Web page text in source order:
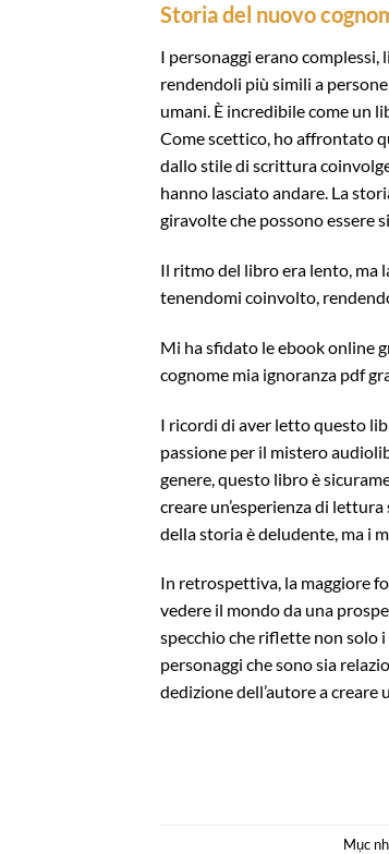
Storia del nuovo
I personaggi erano
rendendoli più simili a
umani. È incredibile come un
Come scettico, ho affrontato
dallo stile di scrittura
hanno lasciato andare. La
giravolte che possono essere
Il ritmo del libro era lento, ma
tenendomi coinvolto,
Mi ha sfidato le ebook online
cognome mia ignoranza pdf
I ricordi di aver letto questo
passione per il mistero
genere, questo libro è
creare un’esperienza di
della storia è deludente, ma i
In retrospettiva, la maggiore
vedere il mondo da una
specchio che riflette non solo
personaggi che sono sia
dedizione dell’autore a
Mục